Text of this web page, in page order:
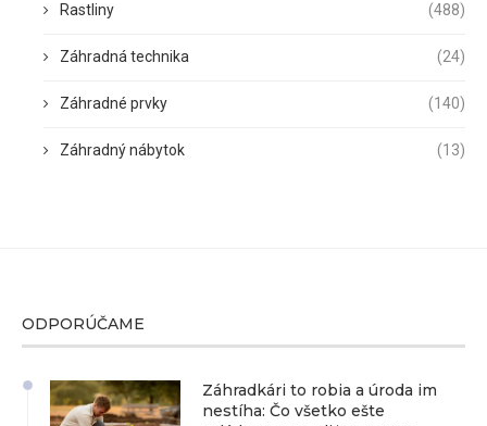
Rastliny (488)
Záhradná technika (24)
Záhradné prvky (140)
Záhradný nábytok (13)
ODPORÚČAME
Záhradkári to robia a úroda im
nestíha: Čo všetko ešte